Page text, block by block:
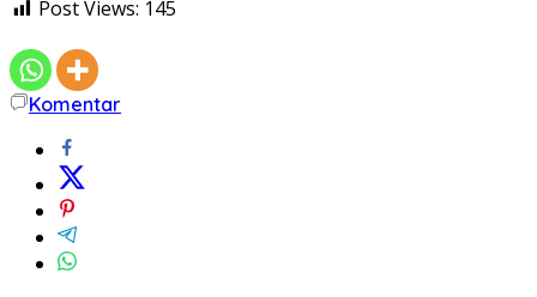
Post Views: 145
Komentar